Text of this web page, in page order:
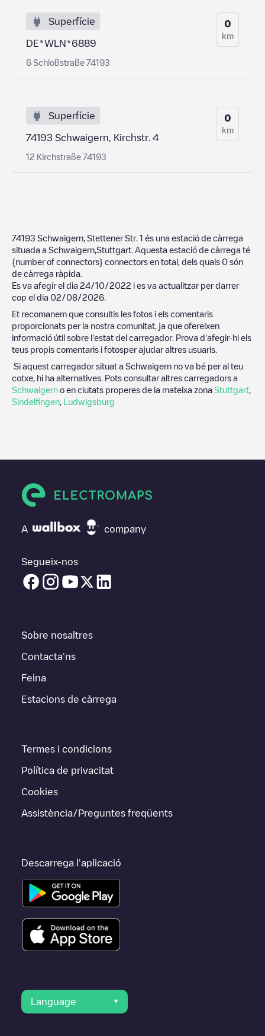
Superfície
DE*WLN*6889
6 Schloßstraße 74193
0
km
Superfície
74193 Schwaigern, Kirchstr. 4
12 Kirchstraße 74193
0
km
74193 Schwaigern, Stettener Str. 1 és una estació de càrrega
situada a Schwaigern Stuttgart . Aquesta estació de càrrega té
{number of connectors} connectors en total, dels quals 0 són
de càrrega ràpida.
Es va afegir el dia 24/10/2022 i es va actualitzar per darrer
cop el dia 02/08/2026
Et recomanem que consultis les fotos i els comentaris
proporcionats per la nostra comunitat, ja que ofereixen
informació útil sobre l'estat del carregador. Prova d'afegir-hi els
teus propis comentaris i fotosper ajudar altres usuaris.
Si aquest carregador situat a Schwaigern no va bé per al teu
cotxe, hi ha alternatives. Pots consultar altres carregadors a
Schwaigern o en ciutats properes de la mateixa zona Stuttgart
Sindelfingen Ludwigsburg
A company
Segueix-nos
Sobre nosaltres
Contacta'ns
Feina
Estacions de càrrega
Termes i condicions
Política de privacitat
Cookies
Assistència/Preguntes freqüents
Descarrega l'aplicació
Language